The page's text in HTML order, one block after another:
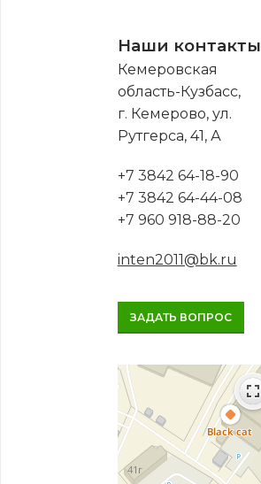
Наши контакты
Кемеровская
область-Кузбасс,
г. Кемерово, ул.
Рутгерса, 41, А
+7 3842 64-18-90
+7 3842 64-44-08
+7 960 918-88-20
inten2011@bk.ru
ЗАДАТЬ ВОПРОС